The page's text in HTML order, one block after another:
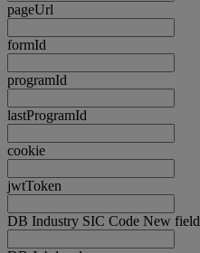
pageUrl
formId
programId
lastProgramId
cookie
jwtToken
DB Industry SIC Code New field